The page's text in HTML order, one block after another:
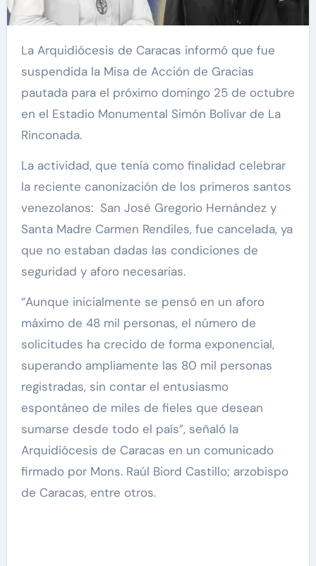
La Arquidiócesis de Caracas informó que fue
suspendida la Misa de Acción de Gracias
pautada para el próximo domingo 25 de octubre
en el Estadio Monumental Simón Bolívar de La
Rinconada.
La actividad, que tenía como finalidad celebrar
la reciente canonización de los primeros santos
venezolanos: San José Gregorio Hernández y
Santa Madre Carmen Rendiles, fue cancelada, ya
que no estaban dadas las condiciones de
seguridad y aforo necesarias.
“Aunque inicialmente se pensó en un aforo
máximo de 48 mil personas, el número de
solicitudes ha crecido de forma exponencial,
superando ampliamente las 80 mil personas
registradas, sin contar el entusiasmo
espontáneo de miles de fieles que desean
sumarse desde todo el país”, señaló la
Arquidiócesis de Caracas en un comunicado
firmado por Mons. Raúl Biord Castillo; arzobispo
de Caracas, entre otros.